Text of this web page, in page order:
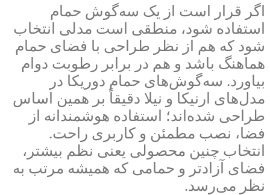
اگر قرار است از یک سه‌گوش حمام
استفاده شود، منطقی است مدلی انتخاب
شود که هم از نظر طراحی با فضای حمام
هماهنگ باشد و هم در برابر رطوبت دوام
بیاورد. سه‌گوش‌های حمام دوریکا در
مدل‌های ارنیکا و نیلا دقیقاً بر همین اساس
طراحی شده‌اند؛ استفاده هوشمندانه از
فضا، نصب مطمئن و کاربری راحت.
انتخاب چنین محصولی یعنی نظم بیشتر،
فضای آزادتر و حمامی که همیشه مرتب به
نظر می‌رسد.